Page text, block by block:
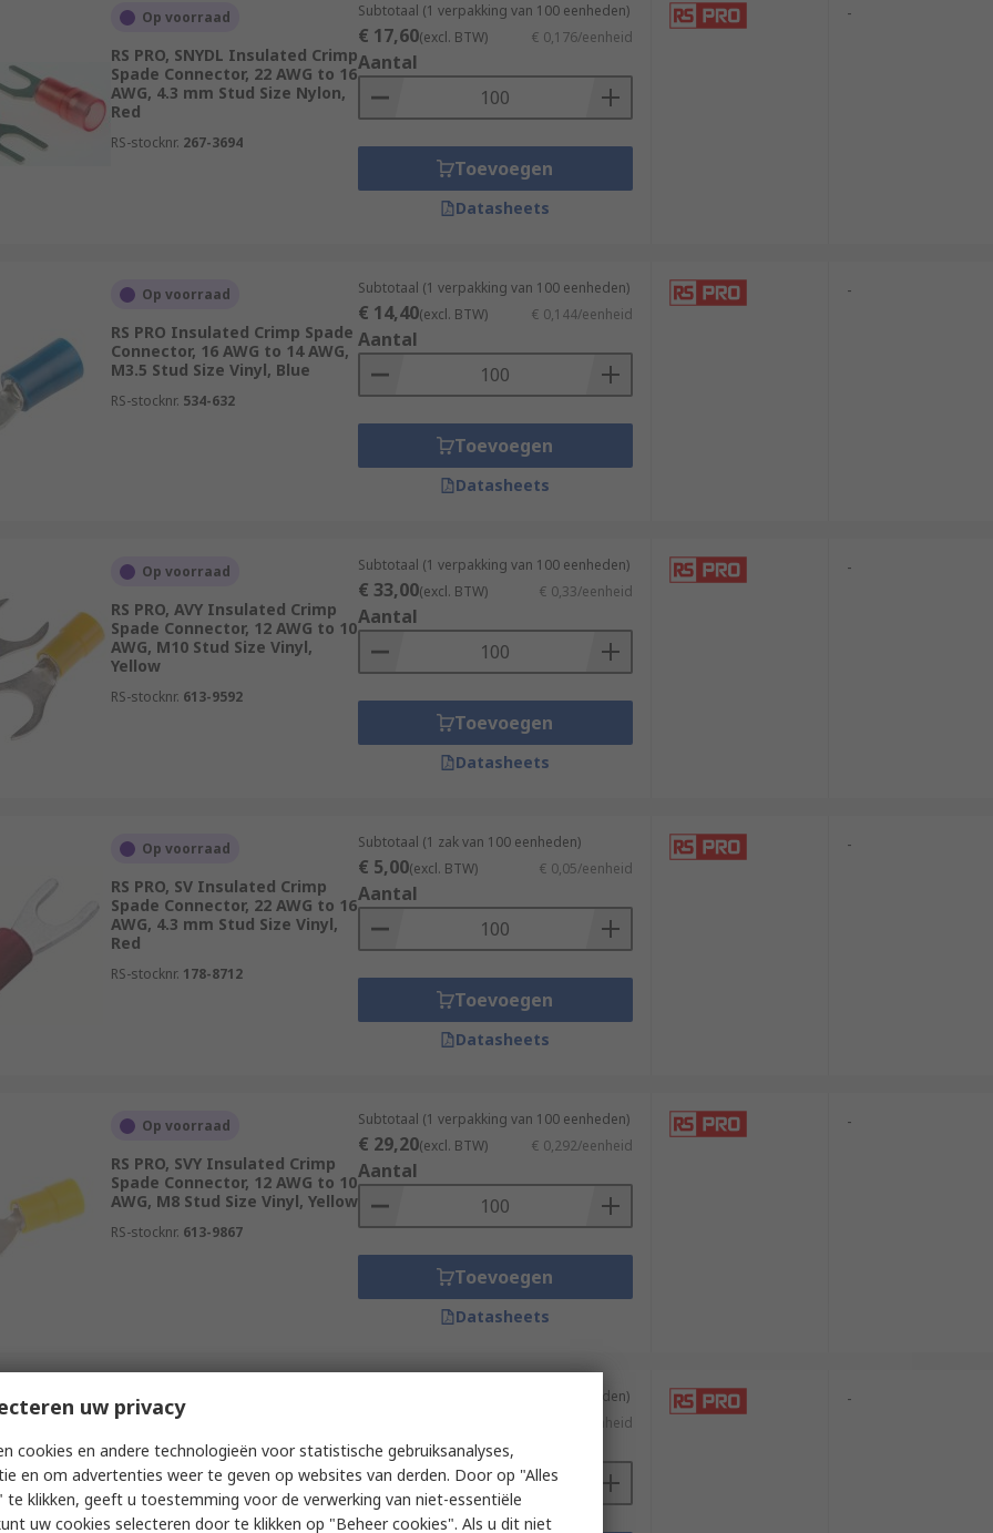
is required for these heavy-duty terminals.
Op voorraad
RS PRO, SNYDL Insulated Crimp
Spade Connector, 22 AWG to 16
AWG, 4.3 mm Stud Size Nylon,
Red
RS-stocknr. 267-3694
Subtotaal (1 verpakking van 100 eenheden)
€ 17,60(excl. BTW) € 0,176/eenheid
Aantal
Toevoegen
Datasheets
-
Op voorraad
RS PRO Insulated Crimp Spade
Connector, 16 AWG to 14 AWG,
M3.5 Stud Size Vinyl, Blue
RS-stocknr. 534-632
Subtotaal (1 verpakking van 100 eenheden)
€ 14,40(excl. BTW) € 0,144/eenheid
Aantal
Toevoegen
Datasheets
-
Op voorraad
RS PRO, AVY Insulated Crimp
Spade Connector, 12 AWG to 10
AWG, M10 Stud Size Vinyl,
Yellow
RS-stocknr. 613-9592
Subtotaal (1 verpakking van 100 eenheden)
€ 33,00(excl. BTW) € 0,33/eenheid
Aantal
Toevoegen
Datasheets
-
Op voorraad
RS PRO, SV Insulated Crimp
Spade Connector, 22 AWG to 16
AWG, 4.3 mm Stud Size Vinyl,
Red
RS-stocknr. 178-8712
Subtotaal (1 zak van 100 eenheden)
€ 5,00(excl. BTW) € 0,05/eenheid
Aantal
Toevoegen
Datasheets
-
Op voorraad
RS PRO, SVY Insulated Crimp
Spade Connector, 12 AWG to 10
AWG, M8 Stud Size Vinyl, Yellow
RS-stocknr. 613-9867
Subtotaal (1 verpakking van 100 eenheden)
€ 29,20(excl. BTW) € 0,292/eenheid
Aantal
Toevoegen
Datasheets
-
Op voorraad
RS PRO, SV Insulated Crimp
Spade Connector, 22 AWG to 16
AWG, M4.3 Stud Size Vinyl, Red
RS-stocknr.125-1958
Subtotaal (1 verpakking van 100 eenheden)
€ 0,113/eenheid
Aantal
-
uw privacy
cookies en andere technologieën voor statistische gebruiksanalyses,
en om advertenties weer te geven op websites van derden. Door op "Alles
te klikken, geeft u toestemming voor de verwerking van niet-essentiële
uw cookies selecteren door te klikken op "Beheer cookies". Als u dit niet